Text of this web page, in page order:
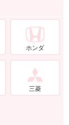
ホンダ
三菱